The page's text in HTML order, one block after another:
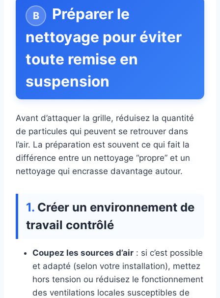
Préparer le
nettoyage pour éviter
toute remise en
suspension
Avant d’attaquer la grille, réduisez la quantité
de particules qui peuvent se retrouver dans
l’air. La préparation est souvent ce qui fait la
différence entre un nettoyage “propre” et un
nettoyage qui encrasse davantage autour.
Créer un environnement de
travail contrôlé
Coupez les sources d’air : si c’est possible
et adapté (selon votre installation), mettez
hors tension ou réduisez le fonctionnement
des ventilations locales susceptibles de